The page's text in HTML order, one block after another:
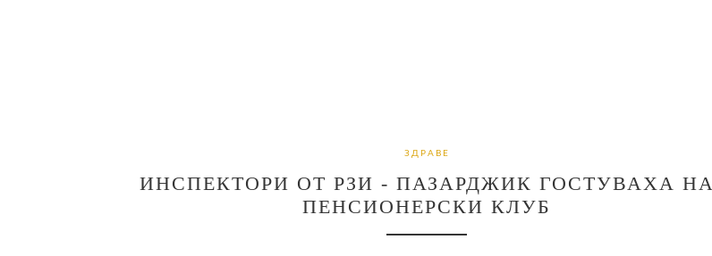
ЗДРАВЕ
ИНСПЕКТОРИ ОТ РЗИ - ПАЗАРДЖИК ГОСТУВАХА НА
ПЕНСИОНЕРСКИ КЛУБ